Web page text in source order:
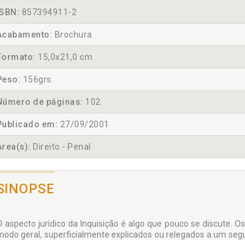
857394911-2
Brochura
15,0x21,0 cm
156grs.
de páginas: 102
em: 27/09/2001
Direito - Penal
aspecto jurídico da Inquisição é algo que pouco se discute.
geral, superficialmente explicados ou relegados a um